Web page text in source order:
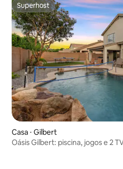
Superhost
Superhost
Casa ⋅ Gilbert
Oásis Gilbert: piscina, jogos e 2